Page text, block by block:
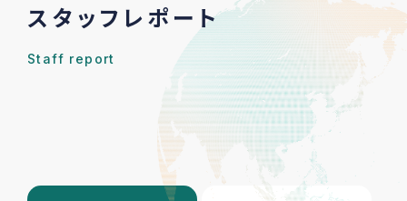
スタッフレポート
Staff report